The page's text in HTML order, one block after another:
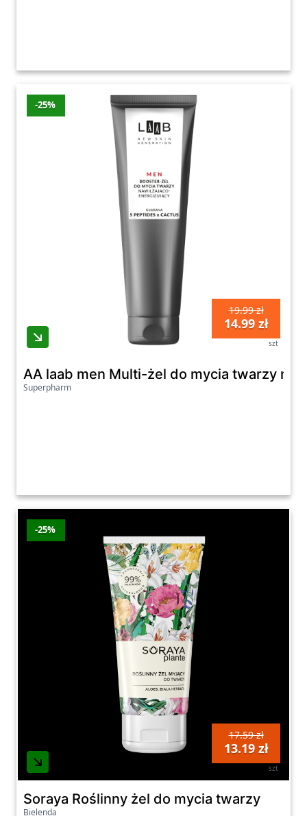
-25%
19.99 zł
14.99 zł
szt
AA laab men Multi-żel do mycia twarzy
Superpharm
-25%
17.59 zł
13.19 zł
szt
Soraya Roślinny żel do mycia twarzy
Bielenda